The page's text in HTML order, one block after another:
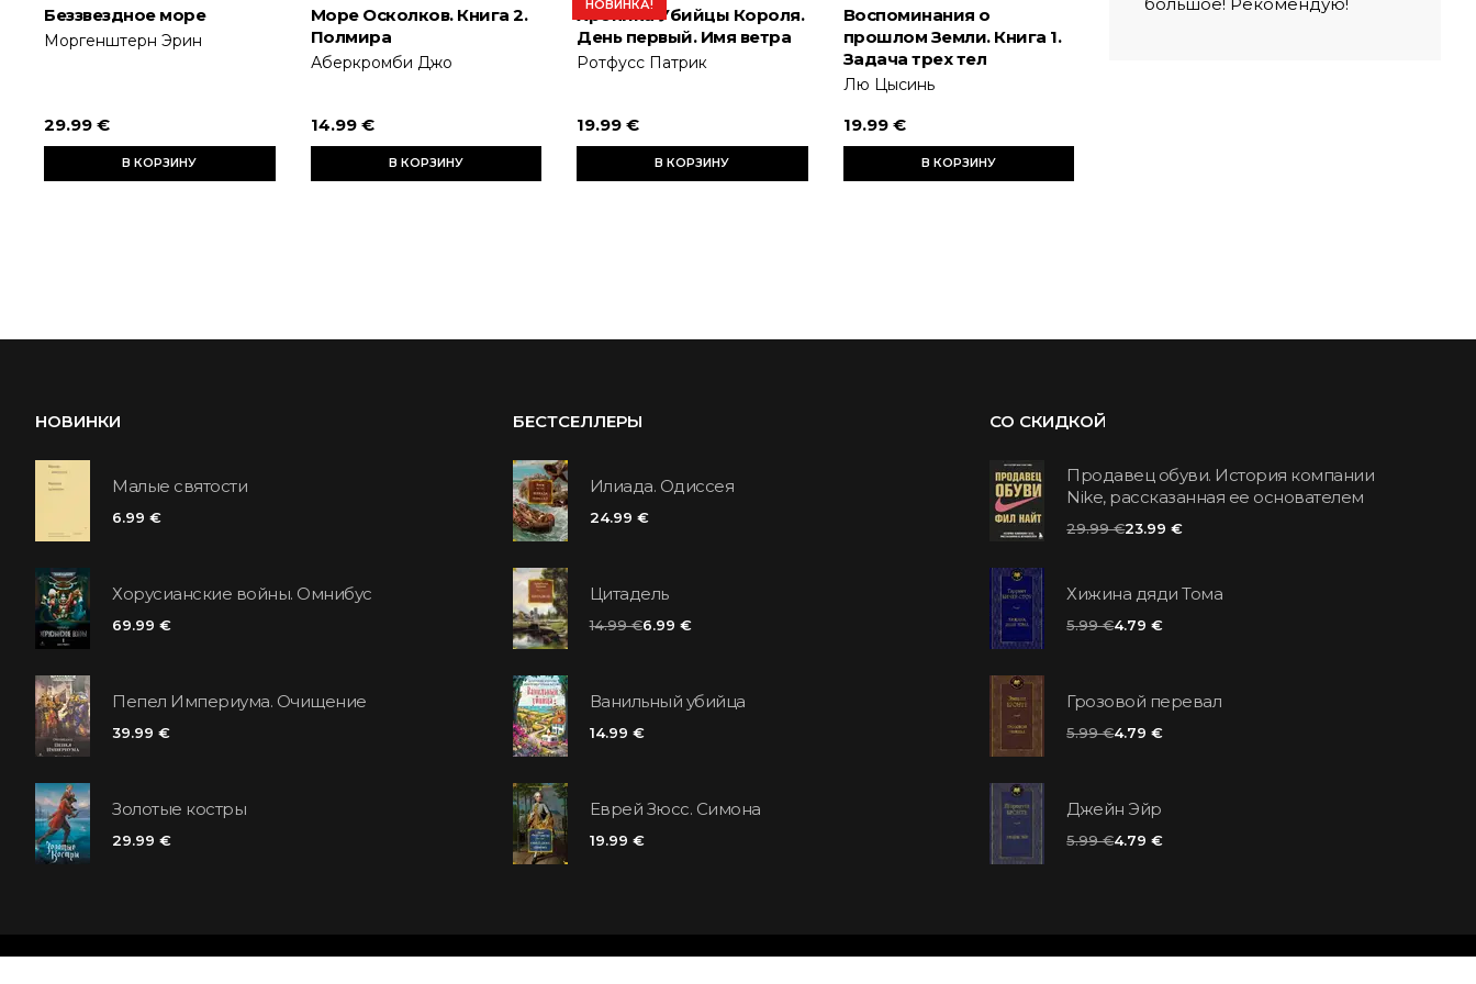
Беззвездное море
Моргенштерн Эрин
29.99 €
В КОРЗИНУ
Море Осколков. Книга 2.
Полмира
Аберкромби Джо
14.99 €
В КОРЗИНУ
НОВИНКА!
Хроника Убийцы Короля.
День первый. Имя ветра
Ротфусс Патрик
19.99 €
В КОРЗИНУ
Воспоминания о
прошлом Земли. Книга 1.
Задача трех тел
Лю Цысинь
19.99 €
В КОРЗИНУ
НОВИНКИ
Малые святости
6.99 €
Хорусианские войны. Омнибус
69.99 €
Пепел Империума. Очищение
39.99 €
Золотые костры
29.99 €
БЕСТСЕЛЛЕРЫ
Илиада. Одиссея
24.99 €
Цитадель
14.99 €6.99 €
Ванильный убийца
14.99 €
Еврей Зюсс. Симона
19.99 €
СО СКИДКОЙ
Продавец обуви. История компании
Nike, рассказанная ее основателем
29.99 €23.99 €
Хижина дяди Тома
5.99 €4.79 €
Грозовой перевал
5.99 €4.79 €
Джейн Эйр
5.99 €4.79 €